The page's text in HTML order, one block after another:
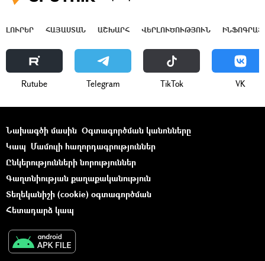
ԼՈՒՐԵՐ ՀԱՅԱՍՏԱՆ ԱՇԽԱՐՀ ՎԵՐԼՈՒԾՈՒԹՅՈՒՆ
Rutube Telegram ТikТоk VK
Նախագծի մասին Օգտագործման կանոնները
Կապ Մամուլի հաղորդագրություններ
Ընկերությունների նորություններ
Գաղտնիության քաղաքականություն
Տեղեկանիշի (cookie) օգտագործման
Հետադարձ կապ